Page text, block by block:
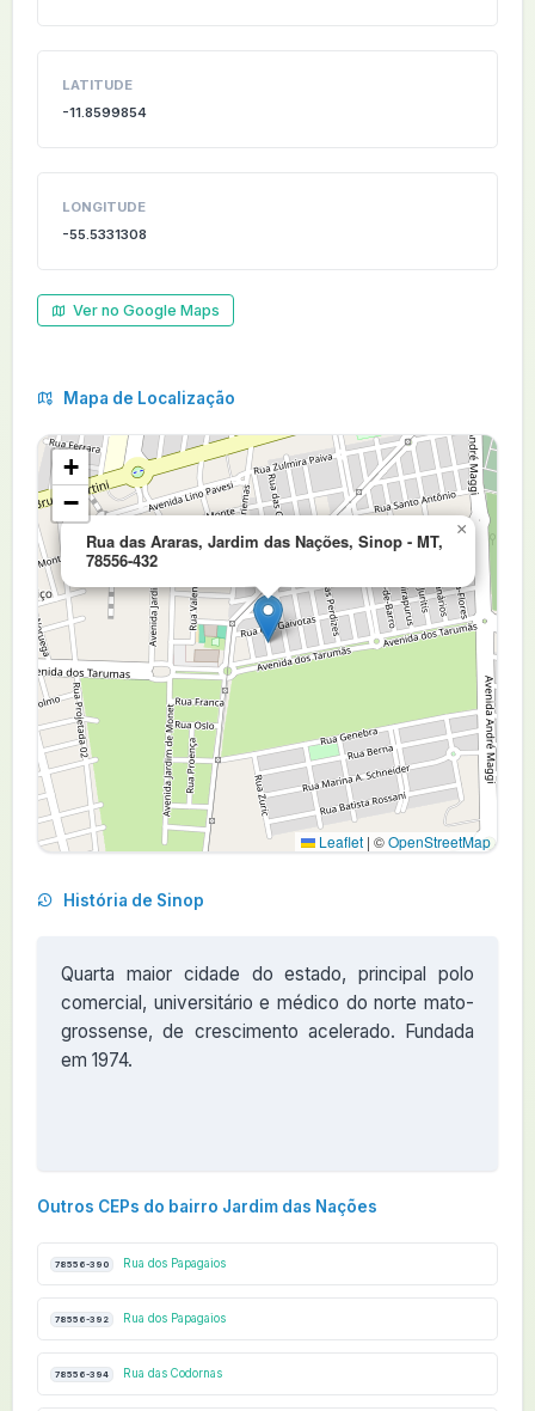
LATITUDE
-11.8599854
LONGITUDE
-55.5331308
Ver no Google Maps
Mapa de Localização
Rua das Araras, Jardim das Nações, Sinop - MT,
78556-432
×
+
−
Leaflet | ©OpenStreetMap
História de Sinop
Quarta maior cidade do estado, principal polo
comercial, universitário e médico do norte mato-
grossense, de crescimento acelerado. Fundada
em 1974.
Outros CEPs do bairro Jardim das Nações
78556-390 Rua dos Papagaios
78556-392 Rua dos Papagaios
78556-394 Rua das Codornas